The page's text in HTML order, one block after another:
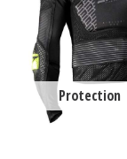
Protection